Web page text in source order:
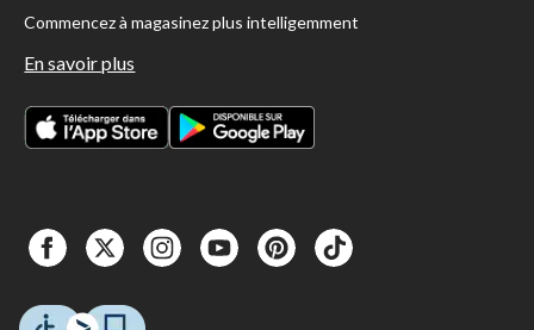
Commencez à magasinez plus intelligemment
En savoir plus